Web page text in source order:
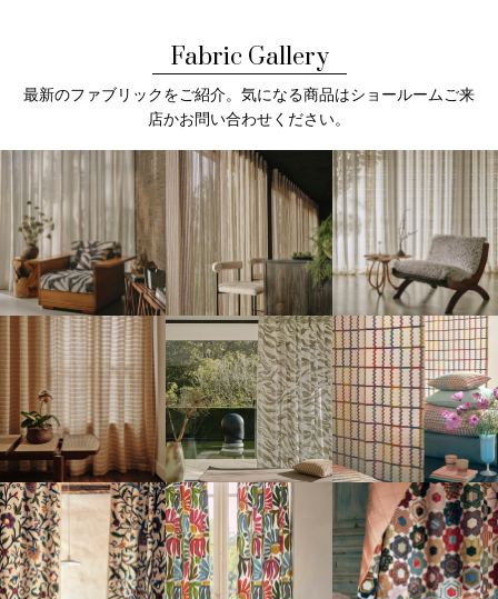
Fabric Gallery
最新のファブリックをご紹介。気になる商品はショールームご来
店かお問い合わせください。